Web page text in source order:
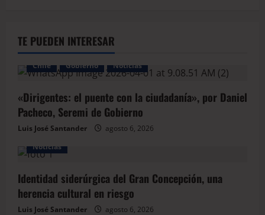
TE PUEDEN INTERESAR
Chile Gobierno Noticias
«Dirigentes: el puente con la ciudadanía», por Daniel
Pacheco, Seremi de Gobierno
Luis José Santander
agosto 6, 2026
Noticias
Identidad siderúrgica del Gran Concepción, una
herencia cultural en riesgo
Luis José Santander
agosto 6, 2026